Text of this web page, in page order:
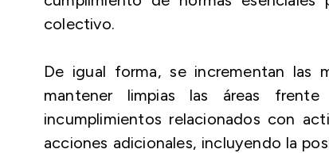
colectivo.
De igual forma, se incrementan las
mantener limpias las áreas
incumplimientos relacionados con
acciones adicionales, incluyendo la